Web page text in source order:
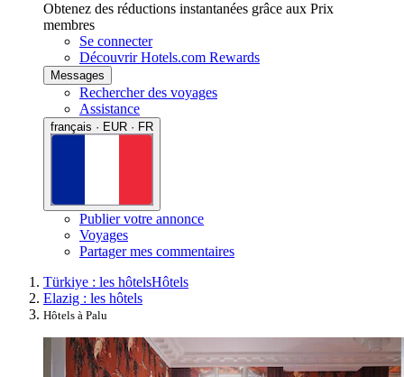
Obtenez des réductions instantanées grâce aux Prix
membres
Se connecter
Découvrir Hotels.com Rewards
Messages
Rechercher des voyages
Assistance
français · EUR · FR
Publier votre annonce
Voyages
Partager mes commentaires
Türkiye : les hôtelsHôtels
Elazig : les hôtels
Hôtels à Palu